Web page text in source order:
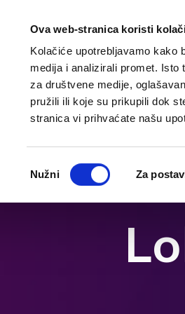
Ova web-stranica koristi
Kolačiće upotrebljavamo kako
medija i analizirali promet. Isto
za društvene medije,
pružili ili koje su prikupili dok
stranica vi prihvaćate našu
pristanka
Nužni Za